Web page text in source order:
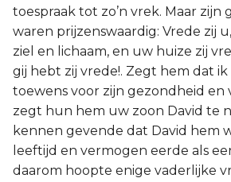
toespraak tot zo’n vrek. Maar zijn
waren prijzenswaardig: Vrede zij
ziel en lichaam, en uw huize zij
gij hebt zij vrede!. Zegt hem dat
toewens voor zijn gezondheid en
zegt hun hem uw zoon David te
kennen gevende dat David hem
leeftijd en vermogen eerde als
daarom hoopte enige vaderlijke